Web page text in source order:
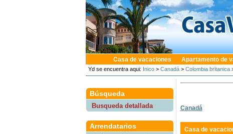
Casa de vacaciones Apartamento de
Yd se encuentra aqui: Inico> Canadá> Colombia britanica
Búsqueda
Busqueda detallada
Arrendatarios
Canadá
Casa de